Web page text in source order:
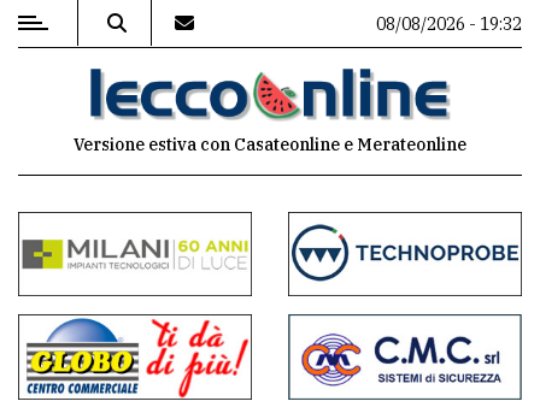
MENU
commenti
Contenuti
del
sito
08/08/2026 - 19:32
Versione estiva con Casateonline e Merateonline